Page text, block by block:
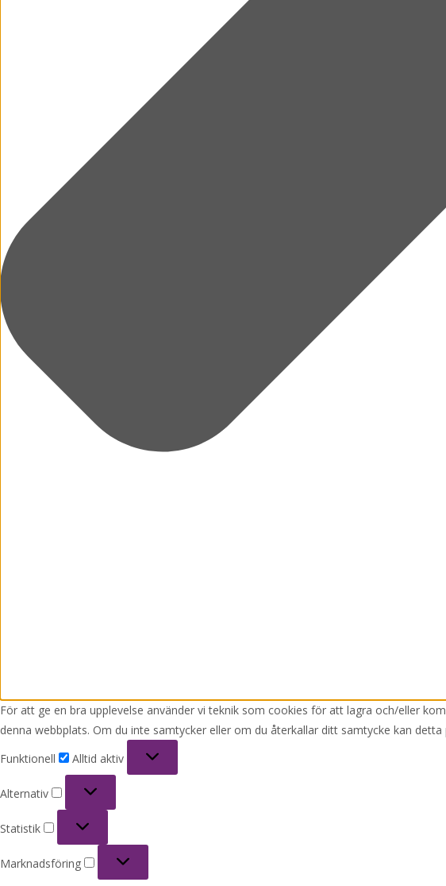
För att ge en bra upplevelse använder vi teknik som cookies för att lagra och/eller
denna webbplats. Om du inte samtycker eller om du återkallar ditt samtycke kan
Funktionell
Alltid aktiv
Alternativ
Statistik
Marknadsföring